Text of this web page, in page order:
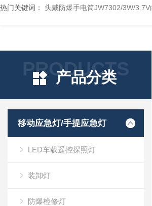
热门关键词： 头戴防爆手电筒JW7302/3W/3.7V
PRODUCTS
产品分类
移动应急灯/手提应急灯
LED车载遥控探照灯
装卸灯
防爆检修灯